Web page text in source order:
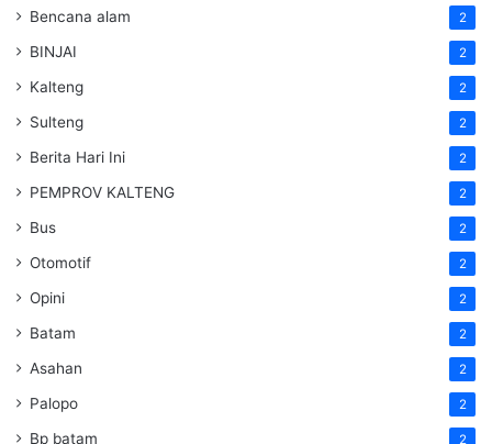
Bencana alam 2
BINJAI 2
Kalteng 2
Sulteng 2
Berita Hari Ini 2
PEMPROV KALTENG 2
Bus 2
Otomotif 2
Opini 2
Batam 2
Asahan 2
Palopo 2
Bp batam 2